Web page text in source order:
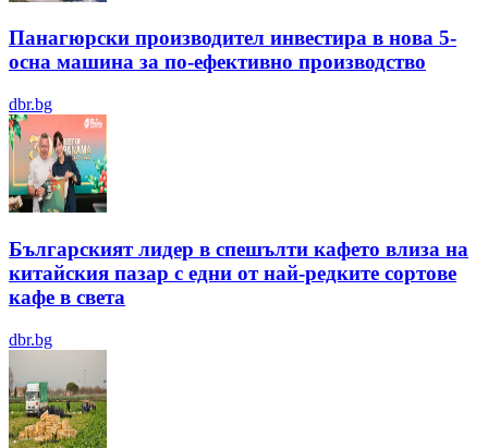
Панагюрски производител инвестира в нова 5-
осна машина за по-ефективно производство
dbr.bg
Българският лидер в спешълти кафето влиза на
китайския пазар с едни от най-редките сортове
кафе в света
dbr.bg